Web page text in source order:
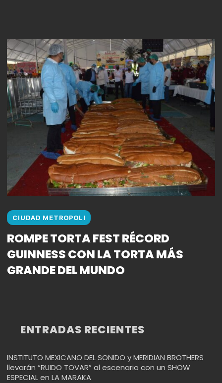
CIUDAD METROPOLI
ROMPE TORTA FEST RÉCORD
GUINNESS CON LA TORTA MÁS
GRANDE DEL MUNDO
ENTRADAS RECIENTES
INSTITUTO MEXICANO DEL SONIDO y MERIDIAN BROTHERS
llevarán “RUIDO TOVAR” al escenario con un SHOW
ESPECIAL en LA MARAKA